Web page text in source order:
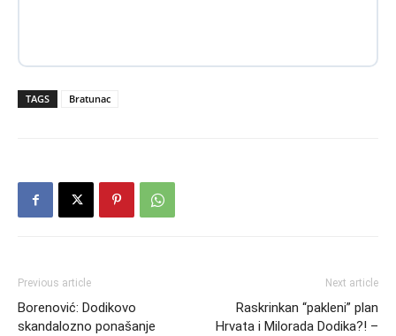
TAGS Bratunac
Previous article
Borenović: Dodikovo
skandalozno ponašanje
Next article
Raskrinkan “pakleni” plan
Hrvata i Milorada Dodika?! –